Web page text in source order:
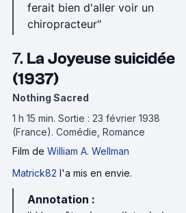
ferait bien d'aller voir un
chiropracteur"
7. La Joyeuse suicidée
(1937)
Nothing Sacred
1 h 15 min. Sortie : 23 février 1938
(France). Comédie, Romance
Film de William A. Wellman
Matrick82 l'a mis en envie.
Annotation :